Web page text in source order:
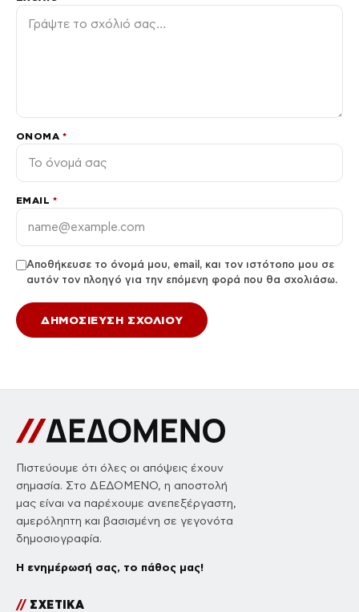
ΌΝΟΜΑ *
EMAIL *
Αποθήκευσε το όνομά μου, email, και τον ιστότοπο μου σε
αυτόν τον πλοηγό για την επόμενη φορά που θα σχολιάσω.
Πιστεύουμε ότι όλες οι απόψεις έχουν
σημασία. Στο ΔΕΔΟΜΕΝΟ, η αποστολή
μας είναι να παρέχουμε ανεπεξέργαστη,
αμερόληπτη και βασισμένη σε γεγονότα
δημοσιογραφία.
Η ενημέρωσή σας, το πάθος μας!
//ΣΧΕΤΙΚΑ